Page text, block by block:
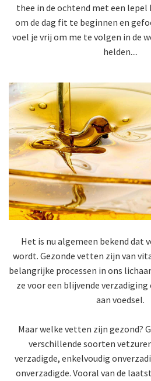
thee in de ochtend met een
om de dag fit te beginnen en
voel je vrij om me te volgen in de
helden....
Het is nu algemeen bekend dat
wordt. Gezonde vetten zijn van
belangrijke processen in ons
ze voor een blijvende verzadiging
aan voedsel.
Maar welke vetten zijn gezond?
verschillende soorten
verzadigde, enkelvoudig
onverzadigde. Vooral van de